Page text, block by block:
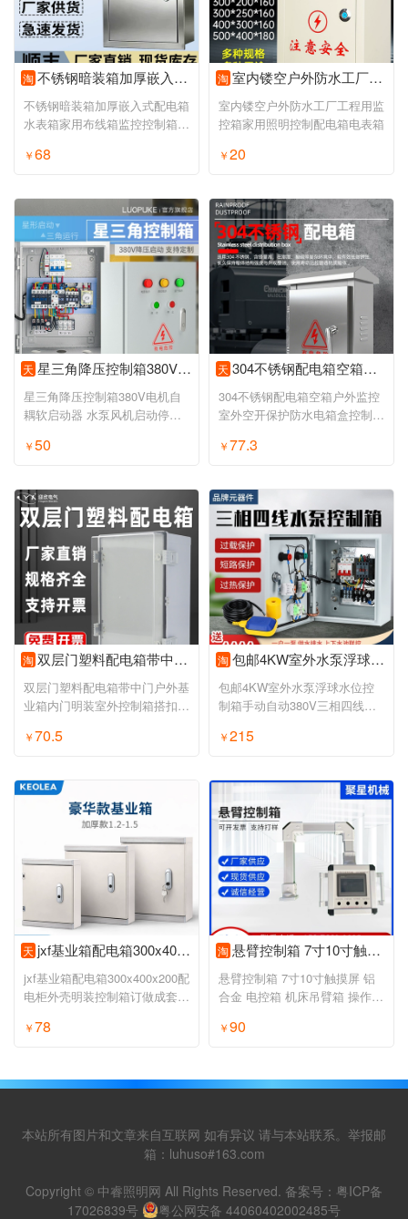
淘 不锈钢暗装箱加厚嵌入式配电箱水表箱家用布线箱监控控制箱操作台
不锈钢暗装箱加厚嵌入式配电箱
水表箱家用布线箱监控控制箱操
￥68
淘 室内镂空户外防水工厂工程用监控箱家用照明控制配电箱电表箱
室内镂空户外防水工厂工程用监
控箱家用照明控制配电箱电表箱
￥20
天 星三角降压控制箱380V电机自耦软启动器 水泵风机启动停止配电柜
星三角降压控制箱380V电机自
耦软启动器 水泵风机启动停止
￥50
天 304不锈钢配电箱空箱户外监控室外空开保护防水电箱盒控制箱定制
304不锈钢配电箱空箱户外监控
室外空开保护防水电箱盒控制箱
￥77.3
淘 双层门塑料配电箱带中门户外基业箱内门明装室外控制箱搭扣监控箱
双层门塑料配电箱带中门户外基
业箱内门明装室外控制箱搭扣监
￥70.5
淘 包邮4KW室外水泵浮球水位控制箱手动自动380V三相四线电机一控一
包邮4KW室外水泵浮球水位控
制箱手动自动380V三相四线电
￥215
天 jxf基业箱配电箱300x400x200配电柜外壳明装控制箱订做成套开关箱
jxf基业箱配电箱300x400x200配
电柜外壳明装控制箱订做成套开
￥78
淘 悬臂控制箱 7寸10寸触摸屏 铝合金 电控箱 机床吊臂箱 操作箱包邮
悬臂控制箱 7寸10寸触摸屏 铝
合金 电控箱 机床吊臂箱 操作箱
￥90
本站所有图片和文章来自互联网 如有异议 请与本站联系。举报邮
箱：luhuso#163.com
Copyright © 中睿照明网 All Rights Reserved. 备案号： 粤ICP备
17026839号
粤公网安备 44060402002485号